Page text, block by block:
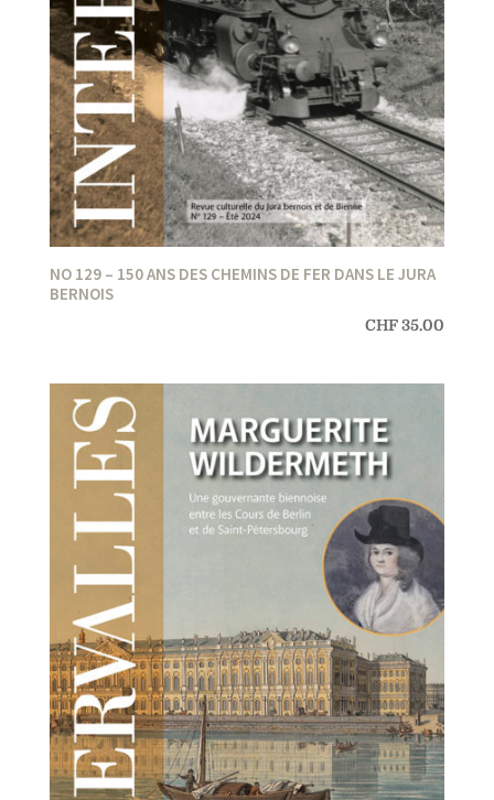
NO 129 – 150 ANS DES CHEMINS DE FER DANS LE JURA
BERNOIS
CHF35.00